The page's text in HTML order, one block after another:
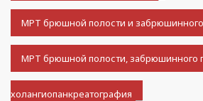
МРТ брюшной полости и забрюшинного
МРТ брюшной полости, забрюшинного
холангиопанкреатография